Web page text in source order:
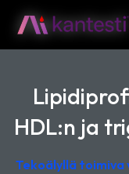
HDL:n ja
Tekoälyllä